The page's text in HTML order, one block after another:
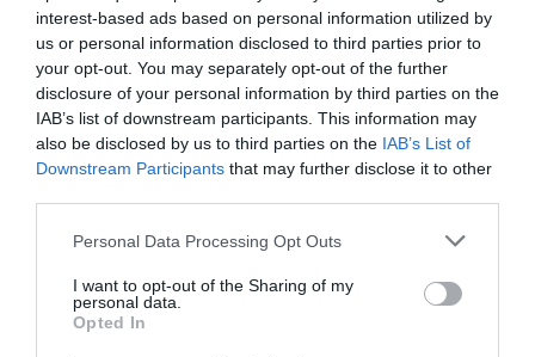
interest-based ads based on personal information utilized by
us or personal information disclosed to third parties prior to
your opt-out. You may separately opt-out of the further
disclosure of your personal information by third parties on the
IAB’s list of downstream participants. This information may
also be disclosed by us to third parties on the IAB’s List of
Downstream Participants that may further disclose it to other
Personal Data Processing Opt Outs
I want to opt-out of the Sharing of my
personal data.
Opted In